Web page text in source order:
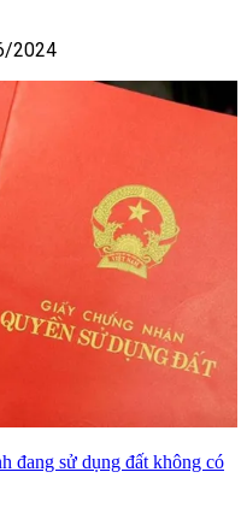
2024
đang sử dụng đất không có